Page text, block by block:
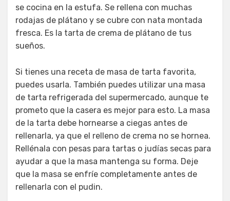
se cocina en la estufa. Se rellena con muchas
rodajas de plátano y se cubre con nata montada
fresca. Es la tarta de crema de plátano de tus
sueños.
Si tienes una receta de masa de tarta favorita,
puedes usarla. También puedes utilizar una masa
de tarta refrigerada del supermercado, aunque te
prometo que la casera es mejor para esto. La masa
de la tarta debe hornearse a ciegas antes de
rellenarla, ya que el relleno de crema no se hornea.
Rellénala con pesas para tartas o judías secas para
ayudar a que la masa mantenga su forma. Deje
que la masa se enfríe completamente antes de
rellenarla con el pudin.